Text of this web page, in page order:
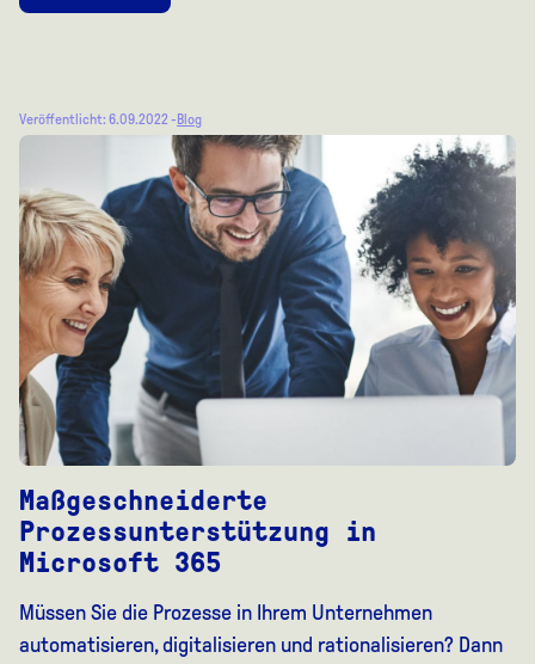
Veröffentlicht: 6.09.2022 - Blog
Maßgeschneiderte
Prozessunterstützung in
Microsoft 365
Müssen Sie die Prozesse in Ihrem Unternehmen
automatisieren, digitalisieren und rationalisieren? Dann